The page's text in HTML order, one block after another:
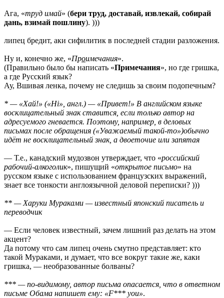
Ага, «труд имай» (бери труд, доставай, извлекай, собирай
дань, взимай пошлину). )))
липец бредит, аки сифилитик в последней стадии разложения.
Ну и, конечно же, «Проимечания».
(Правильно было бы написать «Примечания», но где гришка,
а где Русский язык?
Ау, Вшивая ленка, почему не следишь за своим подопечным?
* — «Хай!» («Hi», англ.) — «Привет!» В английском языке
восклицательный знак ставится, если только автор на
адресуемого гневается. Поэтому, например, в деловых
письмах после обращения («Уважаемый такой-то»)обычно
идёт не восклицательный знак, а двоеточие или запятая
— Т.е., канадский мудозвон утверждает, что «российский
рабочий-алкоголик», пишущий «открытое письмо» на
русском языке с использованием французских выражений,
знает все тонкости англоязычной деловой переписки? )))
** — Харуки Мураками — известный японский писатель и
переводчик
— Если человек известный, зачем лишний раз делать на этом
акцент?
Да потому что сам липец очень смутно представляет: кто
такой Мураками, и думает, что все вокруг такие же, каки
гришка, — необразованные болваны?
*** — по-видимому, автор письма опасается, что в ответном
письме Обама напишет ему: «F*** you».